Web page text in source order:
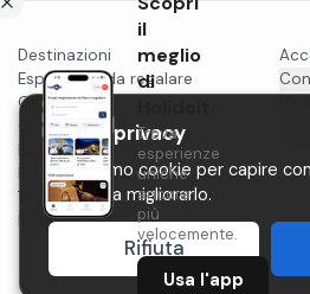
Destinazioni
Esperienze da regalare
Gift card
Cosa fare a...
Blog
Privacy
Termini
Instagram
il
meglio
di
Trova
esperienze
uniche
ancora
più
velocemente.
Usa l'app
La tua privacy
Utilizziamo cookie per capire
aiutarci a migliorarlo.
Rifiuta